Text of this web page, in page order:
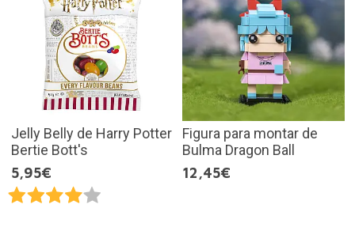
Jelly Belly de Harry Potter
Bertie Bott's
5,95€
Figura para montar de
Bulma Dragon Ball
12,45€